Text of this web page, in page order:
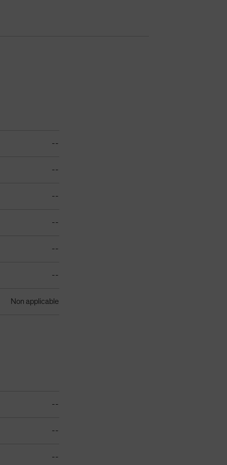
--
--
--
--
--
--
Non applicable
--
--
--